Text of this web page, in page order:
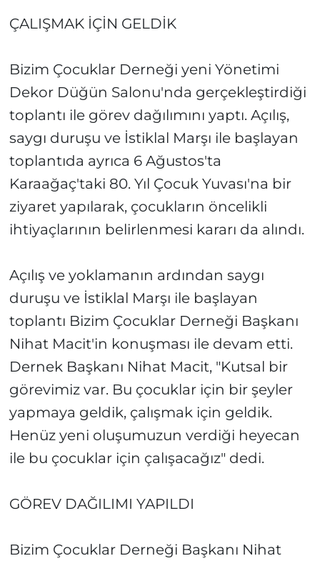
ÇALIŞMAK İÇİN GELDİK
Bizim Çocuklar Derneği yeni Yönetimi
Dekor Düğün Salonu'nda gerçekleştirdiği
toplantı ile görev dağılımını yaptı. Açılış,
saygı duruşu ve İstiklal Marşı ile başlayan
toplantıda ayrıca 6 Ağustos'ta
Karaağaç'taki 80. Yıl Çocuk Yuvası'na bir
ziyaret yapılarak, çocukların öncelikli
ihtiyaçlarının belirlenmesi kararı da alındı.
Açılış ve yoklamanın ardından saygı
duruşu ve İstiklal Marşı ile başlayan
toplantı Bizim Çocuklar Derneği Başkanı
Nihat Macit'in konuşması ile devam etti.
Dernek Başkanı Nihat Macit, "Kutsal bir
görevimiz var. Bu çocuklar için bir şeyler
yapmaya geldik, çalışmak için geldik.
Henüz yeni oluşumuzun verdiği heyecan
ile bu çocuklar için çalışacağız" dedi.
GÖREV DAĞILIMI YAPILDI
Bizim Çocuklar Derneği Başkanı Nihat